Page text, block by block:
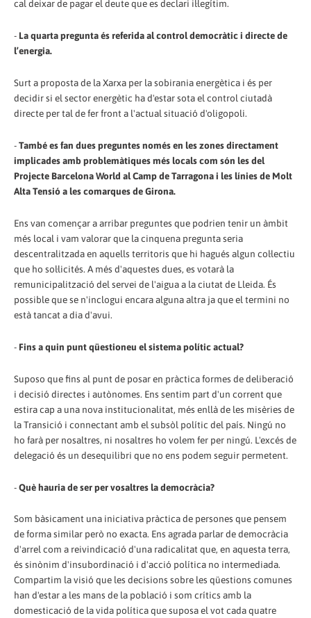
cal deixar de pagar el deute que es declari il·legítim.
- La quarta pregunta és referida al control democràtic i directe de
l’energia.
Surt a proposta de la Xarxa per la sobirania energètica i és per
decidir si el sector energètic ha d'estar sota el control ciutadà
directe per tal de fer front a l'actual situació d'oligopoli.
-També es fan dues preguntes només en les zones directament
implicades amb problemàtiques més locals com són les del
Projecte Barcelona World al Camp de Tarragona i les línies de Molt
Alta Tensió a les comarques de Girona.
Ens van començar a arribar preguntes que podrien tenir un àmbit
més local i vam valorar que la cinquena pregunta seria
descentralitzada en aquells territoris que hi hagués algun col·lectiu
que ho sol·licités. A més d'aquestes dues, es votarà la
remunicipalització del servei de l'aigua a la ciutat de Lleida. És
possible que se n'inclogui encara alguna altra ja que el termini no
està tancat a dia d'avui.
- Fins a quin punt qüestioneu el sistema polític actual?
Suposo que fins al punt de posar en pràctica formes de deliberació
i decisió directes i autònomes. Ens sentim part d'un corrent que
estira cap a una nova institucionalitat, més enllà de les misèries de
la Transició i connectant amb el subsòl polític del país. Ningú no
ho farà per nosaltres, ni nosaltres ho volem fer per ningú. L'excés de
delegació és un desequilibri que no ens podem seguir permetent.
-Què hauria de ser per vosaltres la democràcia?
Som bàsicament una iniciativa pràctica de persones que pensem
de forma similar però no exacta. Ens agrada parlar de democràcia
d'arrel com a reivindicació d'una radicalitat que, en aquesta terra,
és sinònim d'insubordinació i d'acció política no intermediada.
Compartim la visió que les decisions sobre les qüestions comunes
han d'estar a les mans de la població i som crítics amb la
domesticació de la vida política que suposa el vot cada quatre